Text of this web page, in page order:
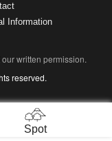
Information
written permission.
reserved.
Spot